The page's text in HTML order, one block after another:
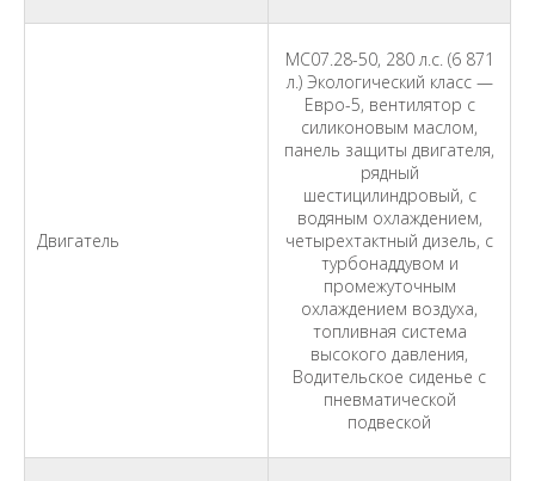
Двигатель
МС07.28-50, 280 л.с. (6 871
л.) Экологический класс —
Евро-5, вентилятор с
силиконовым маслом,
панель защиты двигателя,
рядный
шестицилиндровый, с
водяным охлаждением,
четырехтактный дизель, с
турбонаддувом и
промежуточным
охлаждением воздуха,
топливная система
высокого давления,
Водительское сиденье с
пневматической
подвеской